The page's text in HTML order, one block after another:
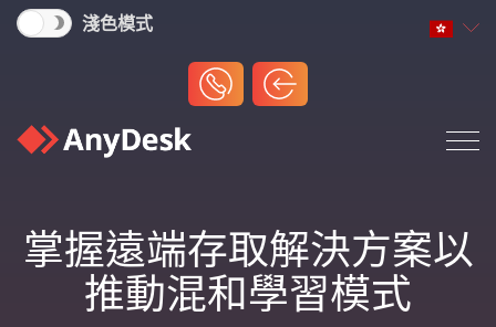
淺色模式
掌握遠端存取解決方案以
推動混和學習模式